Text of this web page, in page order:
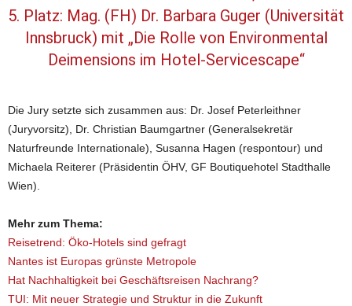
5. Platz: Mag. (FH) Dr. Barbara Guger (Universität
Innsbruck) mit „Die Rolle von Environmental
Deimensions im Hotel-Servicescape“
Die Jury setzte sich zusammen aus: Dr. Josef Peterleithner
(Juryvorsitz), Dr. Christian Baumgartner (Generalsekretär
Naturfreunde Internationale), Susanna Hagen (respontour) und
Michaela Reiterer (Präsidentin ÖHV, GF Boutiquehotel Stadthalle
Wien).
Mehr zum Thema:
Reisetrend: Öko-Hotels sind gefragt
Nantes ist Europas grünste Metropole
Hat Nachhaltigkeit bei Geschäftsreisen Nachrang?
TUI: Mit neuer Strategie und Struktur in die Zukunft